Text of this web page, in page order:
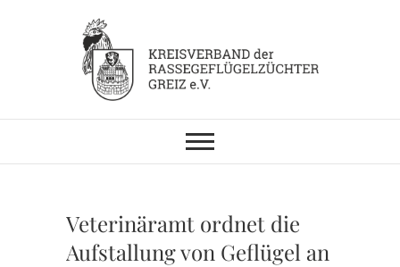
KV RGZ Greiz
Veterinäramt ordnet die
Aufstallung von Geflügel an